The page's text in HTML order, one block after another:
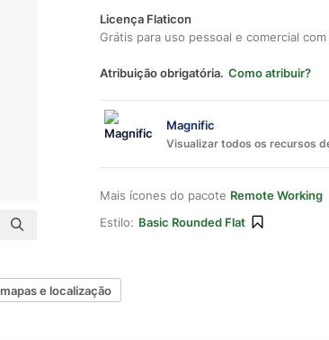
Licença Flaticon
Grátis para uso pessoal e comercial
Atribuição obrigatória. Como atribuir?
Magnific
Visualizar todos os recursos
Mais ícones do pacote Remote Working
Estilo: Basic Rounded Flat
mapas e localização